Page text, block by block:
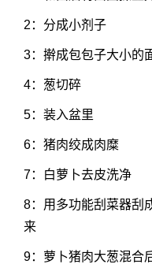
2：分成小剂子
3：擀成包包子大小的
4：葱切碎
5：装入盆里
6：猪肉绞成肉糜
7：白萝卜去皮洗净
8：用多功能刮菜器刮
来
9：萝卜猪肉大葱混合